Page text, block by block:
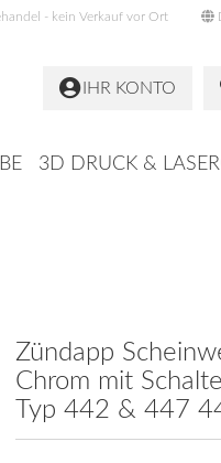
- kein Verkauf vor Ort
IHR KONTO
3D DRUCK &
Zünd­app
Chrom mit
Typ 442 & 447